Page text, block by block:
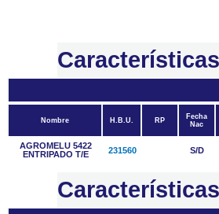
Nombre H.B.U. RP
Fecha
Nac
AGROMELU 5422
ENTRIPADO T/E
231560 S/D